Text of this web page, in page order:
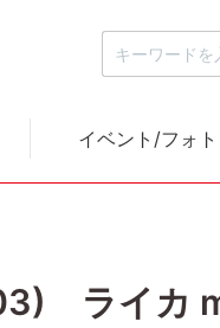
イベント/フォ
ライカ